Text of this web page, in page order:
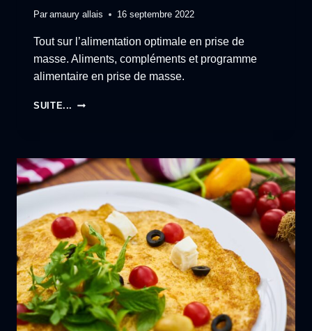
Par amaury allais 16 septembre 2022
Tout sur l’alimentation optimale en prise de
masse. Aliments, compléments et programme
alimentaire en prise de masse.
SUITE... PROGRAMME
MASSE
:
MANGEZ
ET
PRENEZ
DU
POIDS